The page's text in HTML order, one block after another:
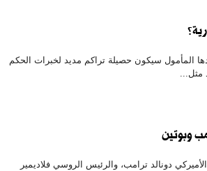
المأمول سيكون حصيلة تراكم مديد لخبرات الحكم
مثل...
وبوتين
دونالد ترامب، والرئيس الروسي فلاديمير